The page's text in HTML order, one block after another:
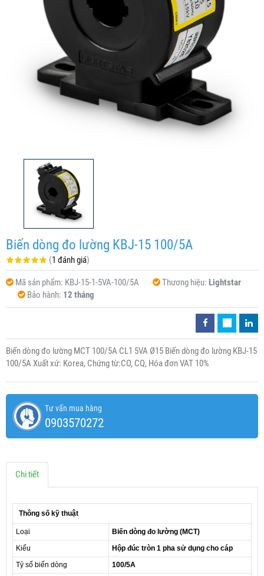
Biến dòng đo lường KBJ-15 100/5A
(1 đánh giá)
Mã sản phẩm: KBJ-15-1-5VA-100/5A Thương hiệu: Lightstar
Bảo hành: 12 tháng
Biến dòng đo lường MCT 100/5A CL1 5VA Ø15 Biến dòng đo lường KBJ-15
100/5A Xuất xứ: Korea, Chứng từ:CO, CQ, Hóa đơn VAT 10%
Tư vấn mua hàng
0903570272
Chi tiết
Thông số kỹ thuật
Loại
Biến dòng đo lường (MCT)
Kiểu
Hộp đúc tròn 1 pha sử dụng cho cáp
Tỷ số biến dòng
100/5A